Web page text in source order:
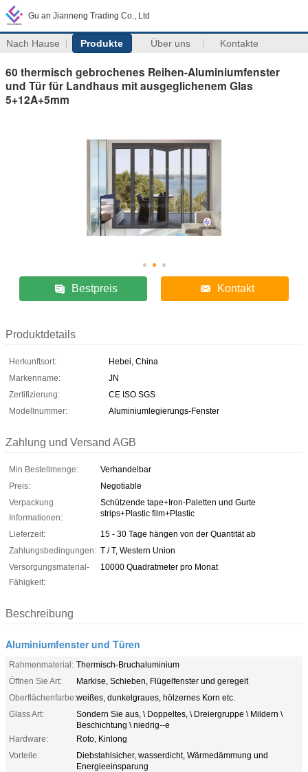
Gu an Jianneng Trading Co., Ltd
Nach Hause Produkte Über uns Kontakte
60 thermisch gebrochenes Reihen-Aluminiumfenster
und Tür für Landhaus mit ausgeglichenem Glas
5+12A+5mm
Bestpreis Kontakt
Produktdetails
Herkunftsort:
Hebei, China
Markenname:
JN
Zertifizierung:
CE ISO SGS
Modellnummer:
Aluminiumlegierungs-Fenster
Zahlung und Versand AGB
Min Bestellmenge:
Verhandelbar
Preis:
Negotiable
Verpackung
Informationen:
Schützende tape+Iron-Paletten und Gurte
strips+Plastic film+Plastic
Lieferzeit:
15 - 30 Tage hängen von der Quantität ab
Zahlungsbedingungen: T / T, Western Union
Versorgungsmaterial-
Fähigkeit:
10000 Quadratmeter pro Monat
Beschreibung
Aluminiumfenster und Türen
Rahmenmaterial: Thermisch-Bruchaluminium
Öffnen Sie Art:
Markise, Schieben, Flügelfenster und geregelt
Oberflächenfarbe:weißes, dunkelgraues, hölzernes Korn etc.
Glass Art:
Sondern Sie aus, \ Doppeltes, \ Dreiergruppe \ Mildern \
Beschichtung \ niedrig--e
Hardware:
Roto, Kinlong
Vorteile:
Diebstahlsicher, wasserdicht, Wärmedämmung und
Energieeinsparung